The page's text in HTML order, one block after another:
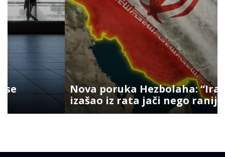
Nova poruka Hezbolaha: “Iran je
izašao iz rata jači nego ranije”